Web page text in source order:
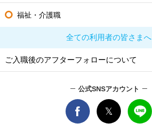
福祉・介護職
全ての利用者の皆さまへ
ご入職後のアフターフォローについて
公式SNSアカウント